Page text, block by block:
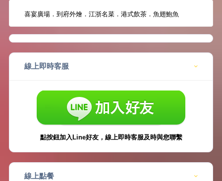
喜宴廣場．到府外燴．江浙名菜．港式飲茶．魚翅鮑魚
線上即時客服
點按鈕加入Line好友，線上即時客服及時與您聯繫
線上點餐